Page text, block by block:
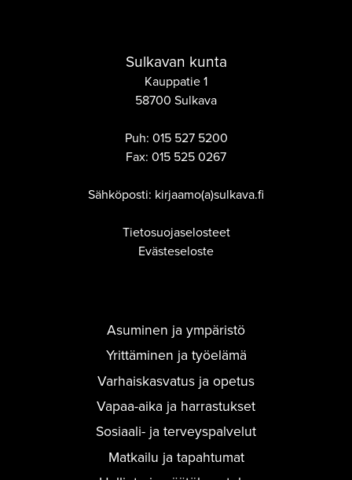
Sulkavan kunta
Kauppatie 1
58700 Sulkava
Puh: 015 527 5200
Fax: 015 525 0267
Sähköposti: kirjaamo(a)sulkava.fi
Tietosuojaselosteet
Evästeseloste
Asuminen ja ympäristö
Yrittäminen ja työelämä
Varhaiskasvatus ja opetus
Vapaa-aika ja harrastukset
Sosiaali- ja terveyspalvelut
Matkailu ja tapahtumat